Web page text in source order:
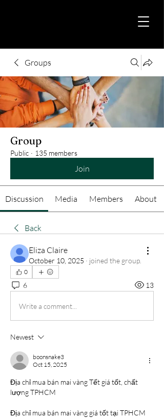
Groups
Group
Public · 135 members
Join
Discussion Media Members About
Back
Eliza Claire
October 10, 2025 · joined the group.
0
6 13
Write a comment...
Newest
boonsnake3
Oct 15, 2025
Địa chỉ mua bán mai vàng Tết giá tốt, chất
lượng TPHCM
Địa chỉ mua bán mai vàng giá tốt tại TPHCM